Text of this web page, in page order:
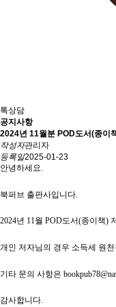
톡상담
공지사항
2024년 11월분 POD도서(종이
작성자관리자
등록일2025-01-23
안녕하세요.
북퍼브 출판사입니다
2024년 11월 POD도서(종이책)
개인 저자님의 경우 소득세 원
기타 문의 사항은
감사합니다.